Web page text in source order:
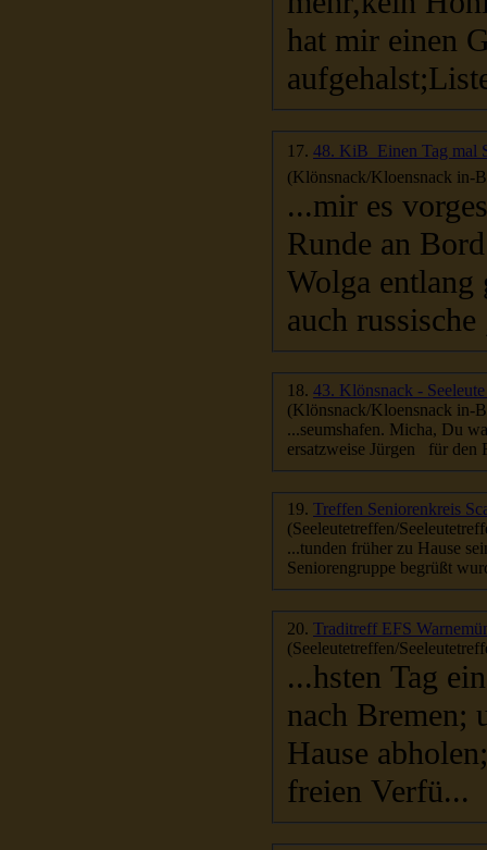
hat mir einen
17. 48. KiB  Einen Tag mal
(Klönsnack/Kloensnack in-
...mir es
Runde an
Wolga entlang
auch russische
18. 43. Klönsnack -
(Klönsnack/Kloensnack in-
...seumshafen.
19. Treffen Seniorenkreis
(Seeleutetreffen/
...tunden früher zu Hause
Seniorengruppe begrüßt
20.
(Seeleutetreffen/
...hsten Tag
nach Bremen;
Hause
freien Verfü...